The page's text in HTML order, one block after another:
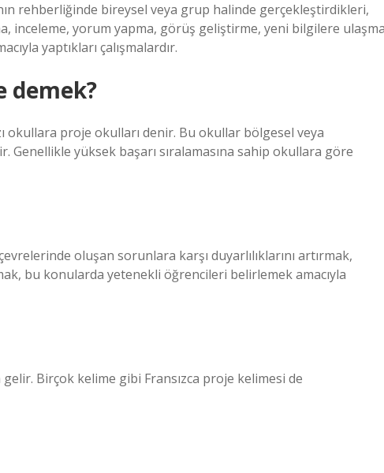
rehberliğinde bireysel veya grup halinde gerçekleştirdikleri,
inceleme, yorum yapma, görüş geliştirme, yeni bilgilere
yaptıkları çalışmalardır.
demek?
okullara proje okulları denir. Bu okullar bölgesel veya
Genellikle yüksek başarı sıralamasına sahip okullara göre
oluşan sorunlara karşı duyarlılıklarını artırmak,
bu konularda yetenekli öğrencileri belirlemek amacıyla
Birçok kelime gibi Fransızca proje kelimesi de